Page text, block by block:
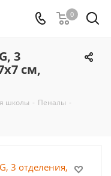
0
3
см,
школы - Пеналы -